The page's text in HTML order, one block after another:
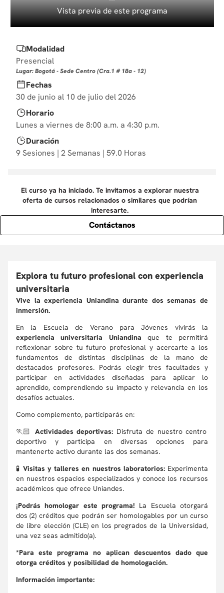
10. derecho Vista previa de este programa
Modalidad
Presencial
Lugar: Bogotá - Sede Centro (Cra.1 # 18a - 12)
Fechas
30 de junio al 10 de julio del 2026
Horario
Lunes a viernes de 8:00 a.m. a 4:30 p.m.
Duración
9 Sesiones | 2 Semanas | 59.0 Horas
El curso ya ha iniciado. Te invitamos a explorar nuestra
oferta de cursos relacionados o similares que podrían
interesarte.
Contáctanos
Explora tu futuro profesional con experiencia
universitaria
Vive la experiencia Uniandina durante dos semanas de
inmersión.
En la Escuela de Verano para Jóvenes vivirás la
experiencia universitaria
Uniandinaque te permitirá
reflexionar sobre tu futuro profesional y acercarte a los
fundamentos de distintas disciplinas de la mano de
destacados profesores. Podrás elegir tres facultades y
participar en actividades diseñadas para aplicar lo
aprendido, comprendiendo su impacto y relevancia en los
desafíos actuales.
Como complemento, participarás en:
🏃🏻 Actividades deportivas: Disfruta de nuestro centro
deportivo y participa en diversas opciones para
mantenerte activo durante las dos semanas.
🧪 Visitas y talleres en nuestros laboratorios:Experimenta
en nuestros espacios especializados y conoce los recursos
académicos que ofrece Uniandes.
¡Podrás homologar este programa! La Escuela otorgará
dos (2) créditos que podrán ser homologables por un curso
de libre elección (CLE) en los pregrados de la Universidad,
una vez seas admitido(a).
*Para este programa no aplican descuentos dado que
otorga créditos y posibilidad de homologación.
Información importante: